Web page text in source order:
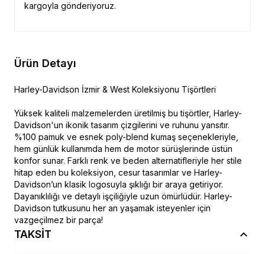
kargoyla gönderiyoruz.
Ürün Detayı
Harley-Davidson İzmir & West Koleksiyonu Tişörtleri
Yüksek kaliteli malzemelerden üretilmiş bu tişörtler, Harley-
Davidson'un ikonik tasarım çizgilerini ve ruhunu yansıtır.
%100 pamuk ve esnek poly-blend kumaş seçenekleriyle,
hem günlük kullanımda hem de motor sürüşlerinde üstün
konfor sunar. Farklı renk ve beden alternatifleriyle her stile
hitap eden bu koleksiyon, cesur tasarımlar ve Harley-
Davidson’un klasik logosuyla şıklığı bir araya getiriyor.
Dayanıklılığı ve detaylı işçiliğiyle uzun ömürlüdür. Harley-
Davidson tutkusunu her an yaşamak isteyenler için
vazgeçilmez bir parça!
TAKSİT